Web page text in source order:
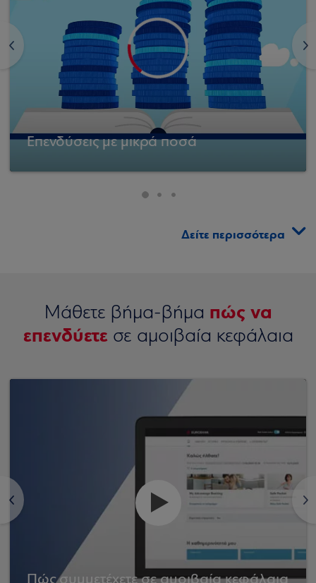
<
Επενδύσεις με μικρά ποσά
>
Δείτε περισσότερα
Μάθετε βήμα-βήμα πώς να
επενδύετεσε αμοιβαία κεφάλαια
< >